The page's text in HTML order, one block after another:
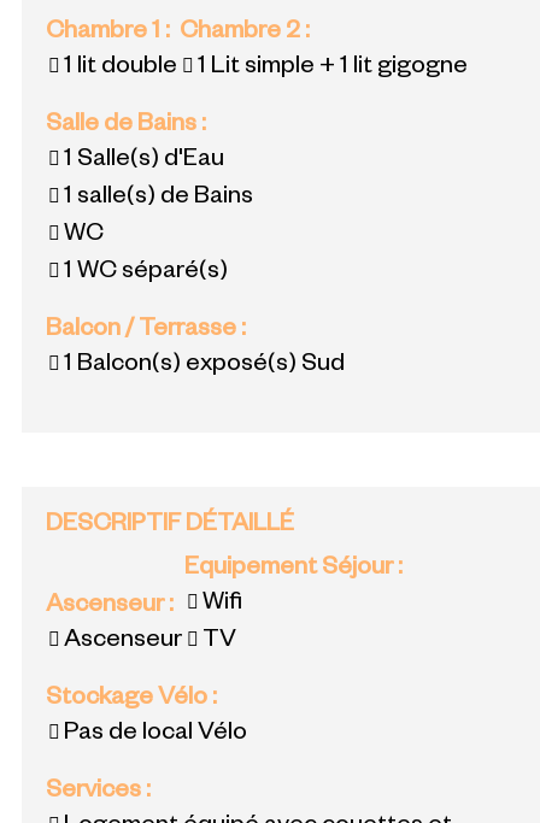
Chambre 1 :
1 lit double
Chambre 2 :
1 Lit simple + 1 lit gigogne
Salle de Bains :
1 Salle(s) d'Eau
1 salle(s) de Bains
WC
1 WC séparé(s)
Balcon / Terrasse :
1 Balcon(s) exposé(s) Sud
DESCRIPTIF DÉTAILLÉ
Ascenseur:
Ascenseur
Equipement Séjour:
Wifi
TV
Stockage Vélo :
Pas de local Vélo
Services :